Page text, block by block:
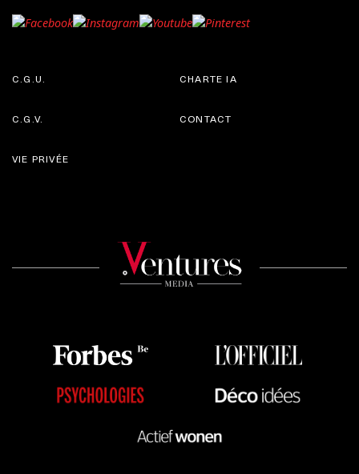
C.G.U.
C.G.V.
CHARTE IA
CONTACT
VIE PRIVÉE